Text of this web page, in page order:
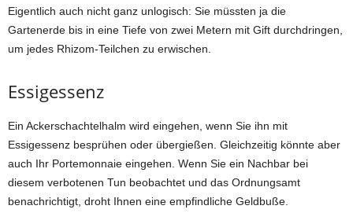
Eigentlich auch nicht ganz unlogisch: Sie müssten ja die
Gartenerde bis in eine Tiefe von zwei Metern mit Gift durchdringen,
um jedes Rhizom-Teilchen zu erwischen.
Essigessenz
Ein Ackerschachtelhalm wird eingehen, wenn Sie ihn mit
Essigessenz besprühen oder übergießen. Gleichzeitig könnte aber
auch Ihr Portemonnaie eingehen. Wenn Sie ein Nachbar bei
diesem verbotenen Tun beobachtet und das Ordnungsamt
benachrichtigt, droht Ihnen eine empfindliche Geldbuße.